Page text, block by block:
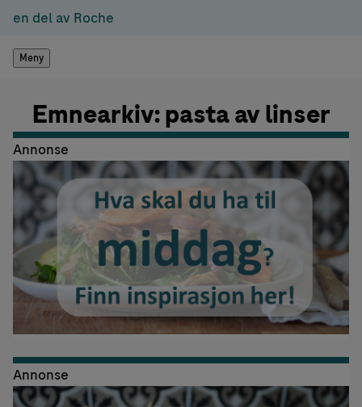
en del av Roche
Meny
Emnearkiv: pasta av linser
Annonse
Annonse